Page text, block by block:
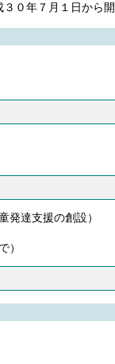
０年７月１日か
発達支援の創設）
）